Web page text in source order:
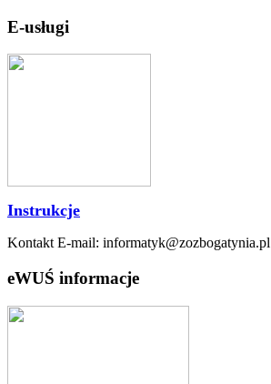
E-usługi
Instrukcje
Kontakt E-mail: informatyk@zozbogatynia.pl
eWUŚ informacje